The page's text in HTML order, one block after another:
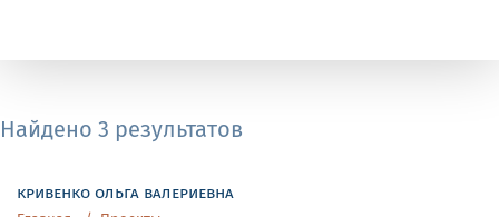
Найдено 3 результатов
кривенко ольга валериевна